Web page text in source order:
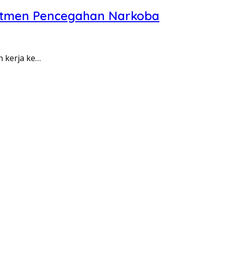
Pencegahan Narkoba
kerja ke…